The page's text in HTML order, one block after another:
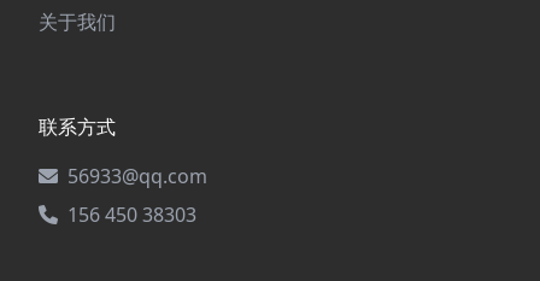
关于我们
联系方式
56933@qq.com
156 450 38303